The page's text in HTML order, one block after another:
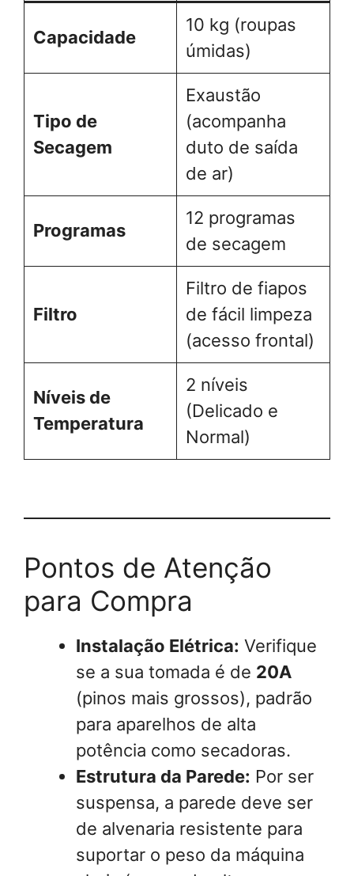
Capacidade
10 kg (roupas
úmidas)
Tipo de
Secagem
Exaustão
(acompanha
duto de saída
de ar)
Programas
12 programas
de secagem
Filtro
Filtro de fiapos
de fácil limpeza
(acesso frontal)
Níveis de
Temperatura
2 níveis
(Delicado e
Normal)
Pontos de Atenção
para Compra
Instalação Elétrica: Verifique
se a sua tomada é de 20A
(pinos mais grossos), padrão
para aparelhos de alta
potência como secadoras.
Estrutura da Parede: Por ser
suspensa, a parede deve ser
de alvenaria resistente para
suportar o peso da máquina